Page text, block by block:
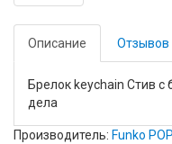
Описание Отзывов
Брелок keychain Стив с
дела
Производитель: Funko POP